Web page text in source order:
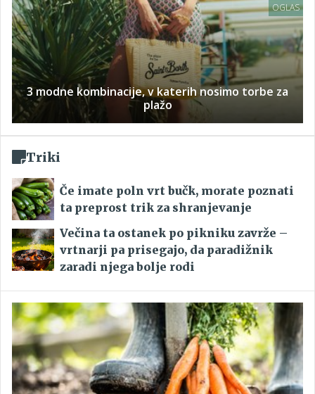
OGLAS
3 modne kombinacije, v katerih nosimo torbe za
plažo
Triki
Če imate poln vrt bučk, morate poznati
ta preprost trik za shranjevanje
Večina ta ostanek po pikniku zavrže –
vrtnarji pa prisegajo, da paradižnik
zaradi njega bolje rodi